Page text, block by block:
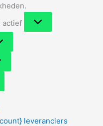
actief
leveranciers